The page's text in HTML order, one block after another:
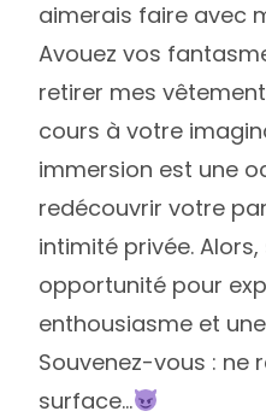
aimerais faire avec
Avouez vos
retirer mes
cours à votre
immersion est une
redécouvrir votre
intimité privée.
opportunité pour
enthousiasme et
Souvenez-vous : ne
surface…